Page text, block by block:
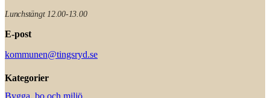
Lunchstängt 12.00-13.00
E-post
kommunen@tingsryd.se
Kategorier